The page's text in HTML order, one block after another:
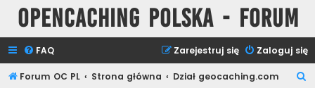
Opencaching Polska - Forum
FAQ Zaloguj się
Zarejestruj się
Forum OC PL Strona główna Dział geocaching.com